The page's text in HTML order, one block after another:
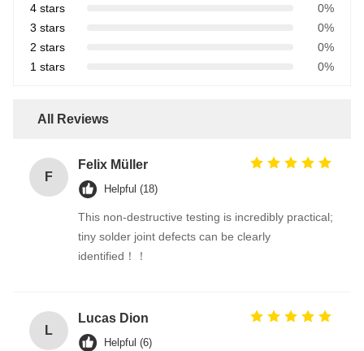
4 stars
0%
3 stars
0%
2 stars
0%
1 stars
0%
All Reviews
F
Felix Müller
Helpful (18)
This non-destructive testing is incredibly practical;
tiny solder joint defects can be clearly
identified！！
L
Lucas Dion
Helpful (6)